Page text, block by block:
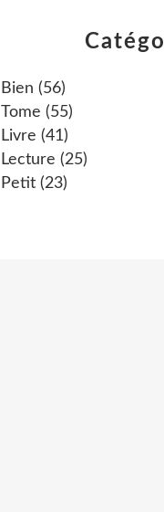
Bien (56)
Tome (55)
Livre (41)
Lecture (25)
Petit (23)